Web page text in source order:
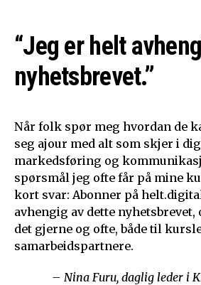
“Jeg er helt
nyhetsbrevet.”
Når folk spør meg hvordan de
seg ajour med alt som skjer i
markedsføring og
spørsmål jeg ofte får på mine
kort svar: Abonner på
avhengig av dette nyhetsbrevet,
det gjerne og ofte, både til
samarbeidspartnere.
– Nina Furu, daglig leder i